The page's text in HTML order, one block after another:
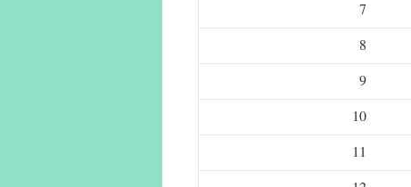
7
8
9
10
11